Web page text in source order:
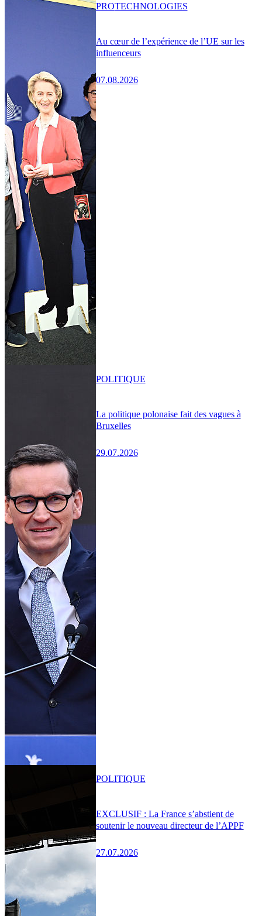
Au cœur de l’expérience de l’UE sur les
influenceurs
07.08.2026
PROTECHNOLOGIES
La politique polonaise fait des vagues à
Bruxelles
29.07.2026
POLITIQUE
EXCLUSIF : La France s’abstient de
soutenir le nouveau directeur de l’APPF
27.07.2026
POLITIQUE